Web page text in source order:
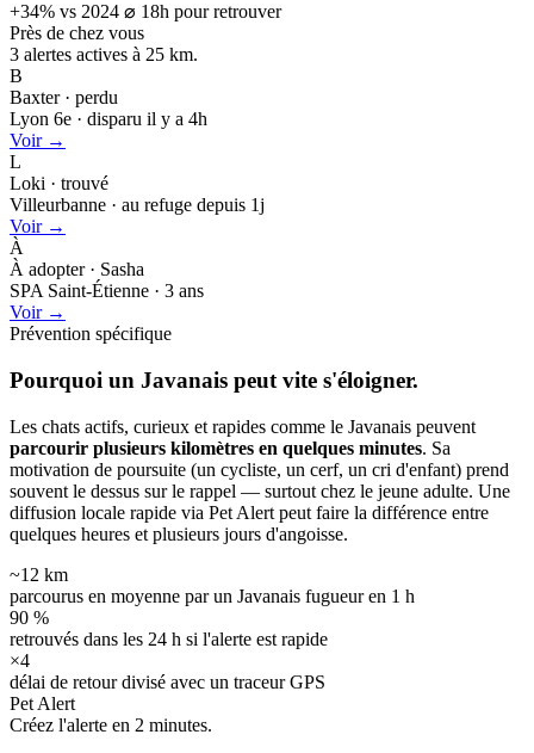
+34% vs 2024 ⌀ 18h pour retrouver
Près de chez vous
3 alertes actives à 25 km.
B
Baxter · perdu
Lyon 6e · disparu il y a 4h
Voir →
L
Loki · trouvé
Villeurbanne · au refuge depuis 1j
Voir →
À
À adopter · Sasha
SPA Saint-Étienne · 3 ans
Voir →
Prévention spécifique
Pourquoi un Javanais peut vite s'éloigner.
Les chats actifs, curieux et rapides comme le Javanais peuvent
parcourir plusieurs kilomètres en quelques minutes. Sa
motivation de poursuite (un cycliste, un cerf, un cri d'enfant) prend
souvent le dessus sur le rappel — surtout chez le jeune adulte. Une
diffusion locale rapide via Pet Alert peut faire la différence entre
quelques heures et plusieurs jours d'angoisse.
~12 km
parcourus en moyenne par un Javanais fugueur en 1 h
90 %
retrouvés dans les 24 h si l'alerte est rapide
×4
délai de retour divisé avec un traceur GPS
Pet Alert
Créez l'alerte en 2 minutes.